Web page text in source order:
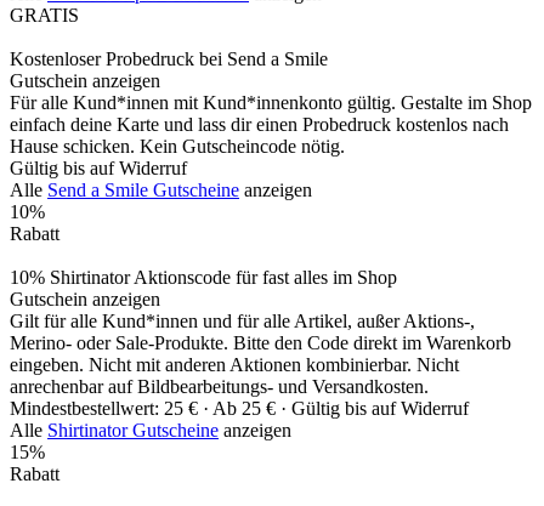
GRATIS
Kostenloser Probedruck bei Send a Smile
Gutschein anzeigen
Für alle Kund*innen mit Kund*innenkonto gültig. Gestalte im Shop
einfach deine Karte und lass dir einen Probedruck kostenlos nach
Hause schicken. Kein Gutscheincode nötig.
Gültig bis auf Widerruf
Alle Send a Smile Gutscheine anzeigen
10%
Rabatt
10% Shirtinator Aktionscode für fast alles im Shop
Gutschein anzeigen
Gilt für alle Kund*innen und für alle Artikel, außer Aktions-,
Merino- oder Sale-Produkte. Bitte den Code direkt im Warenkorb
eingeben. Nicht mit anderen Aktionen kombinierbar. Nicht
anrechenbar auf Bildbearbeitungs- und Versandkosten.
Mindestbestellwert: 25 € · Ab 25 € · Gültig bis auf Widerruf
Alle Shirtinator Gutscheine anzeigen
15%
Rabatt